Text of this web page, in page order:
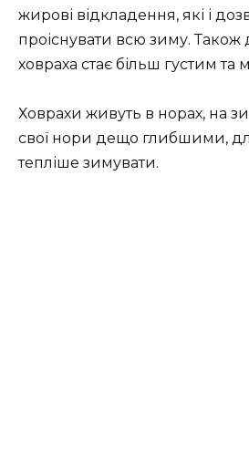
жирові відкладення, які і
проіснувати всю зиму. Також
ховраха стає більш густим та
Ховрахи живуть в норах, на
свої нори дещо глибшими,
тепліше зимувати.